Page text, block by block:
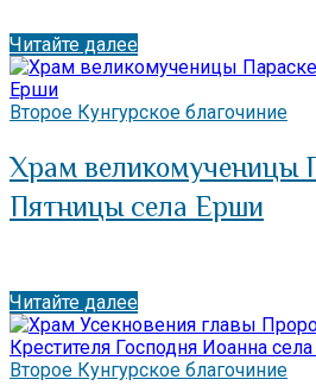
Читайте далее
Второе Кунгурское благочиние
Храм великомученицы
Пятницы села Ерши
Читайте далее
Второе Кунгурское благочиние